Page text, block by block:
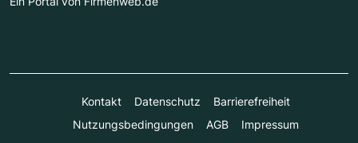
Kontakt Datenschutz
Barrierefreiheit
Nutzungsbedingungen
AGB Impressum